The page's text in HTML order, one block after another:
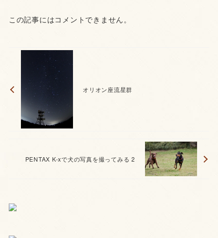
この記事にはコメントできません。
オリオン座流星群
PENTAX K-xで犬の写真を撮ってみる 2